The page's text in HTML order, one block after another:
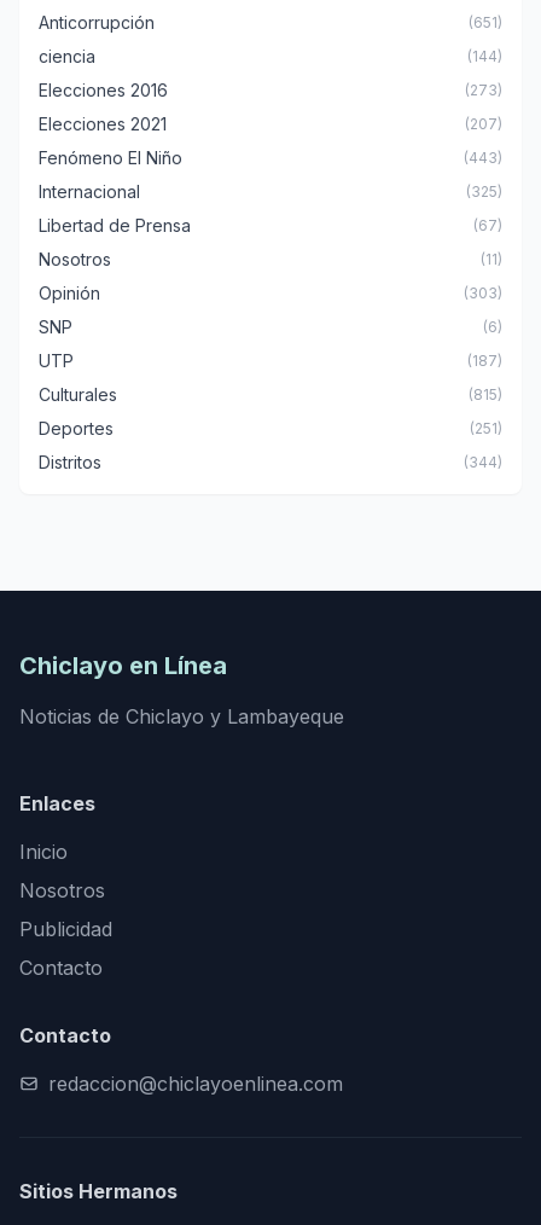
Anticorrupción (651)
ciencia (144)
Elecciones 2016 (273)
Elecciones 2021 (207)
Fenómeno El Niño (443)
Internacional (325)
Libertad de Prensa (67)
Nosotros (11)
Opinión (303)
SNP (6)
UTP (187)
Culturales (815)
Deportes (251)
Distritos (344)
Chiclayo en Línea
Noticias de Chiclayo y Lambayeque
Enlaces
Inicio
Nosotros
Publicidad
Contacto
Contacto
redaccion@chiclayoenlinea.com
Sitios Hermanos